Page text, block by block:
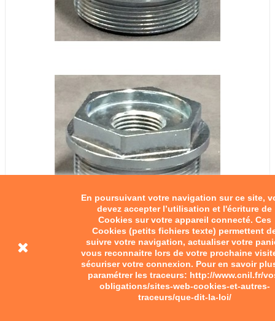
En poursuivant votre navigation sur ce site,
devez accepter l’utilisation et l'écriture de
Cookies sur votre appareil connecté. Ces
Cookies (petits fichiers texte) permettent
suivre votre navigation, actualiser votre
vous reconnaitre lors de votre prochaine
sécuriser votre connexion. Pour en savoir
paramétrer les traceurs: http://www.cnil.fr/
obligations/sites-web-cookies-et-autres-
traceurs/que-dit-la-loi/
Porte bougie
31,00 €